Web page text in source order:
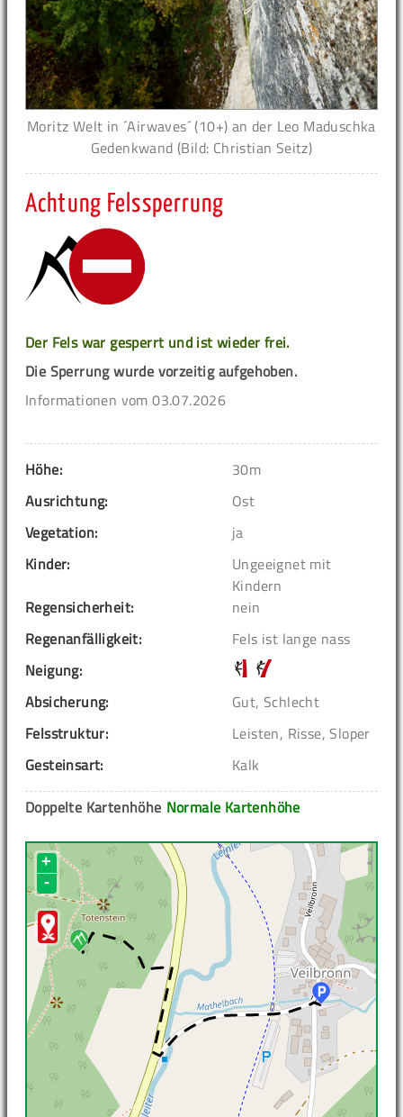
Moritz Welt in ´Airwaves´ (10+) an der Leo Maduschka
Gedenkwand (Bild: Christian Seitz)
Achtung Felssperrung
Der Fels war gesperrt und ist wieder frei.
Die Sperrung wurde vorzeitig aufgehoben.
Informationen vom 03.07.2026
Höhe:
30m
Ausrichtung:
Ost
Vegetation:
ja
Kinder:
Ungeeignet mit
Kindern
Regensicherheit:
nein
Regenanfälligkeit:
Fels ist lange nass
Neigung:
Absicherung:
Gut, Schlecht
Felsstruktur:
Leisten, Risse, Sloper
Gesteinsart:
Kalk
Normale Kartenhöhe
Doppelte Kartenhöhe
+
-